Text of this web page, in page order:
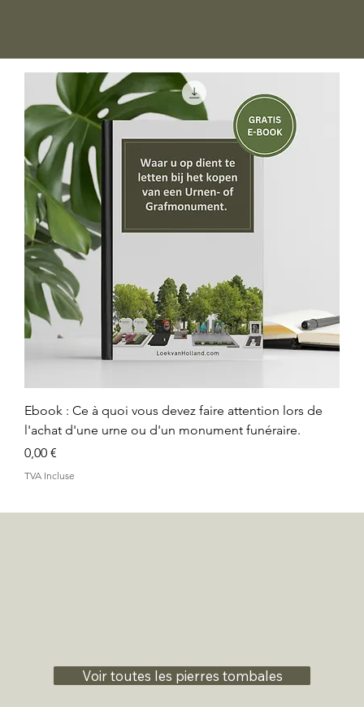
Ebook : Ce à quoi vous devez faire attention lors de
l'achat d'une urne ou d'un monument funéraire.
Prix
0,00 €
TVA Incluse
Voir toutes les pierres tombales